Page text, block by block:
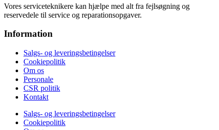
Vores serviceteknikere kan hjælpe med alt fra fejlsøgning og
reservedele til service og reparationsopgaver.
Information
Salgs- og leveringsbetingelser
Cookiepolitik
Om os
Personale
CSR politik
Kontakt
Salgs- og leveringsbetingelser
Cookiepolitik